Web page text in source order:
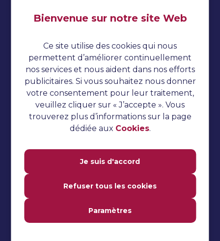
Impressum
Cookies
Tests automatisés
Tutoriel TestNG
Tutoriel sur le concombre
Questions d'entretien
Tutoriel Jmeter
Tests manuels
Bienvenue sur notre site Web
Ce site utilise des cookies qui nous
permettent d’améliorer continuellement
nos services et nous aident dans nos efforts
publicitaires. Si vous souhaitez nous donner
votre consentement pour leur traitement,
veuillez cliquer sur « J’accepte ». Vous
trouverez plus d’informations sur la page
dédiée aux Cookies.
Je suis d'accord
Refuser tous les cookies
Paramètres